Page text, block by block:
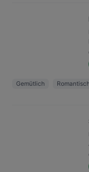
Gemütlich Romantisch